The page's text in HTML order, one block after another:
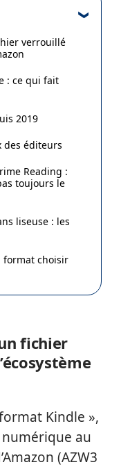
verrouillé
: ce qui fait
2019
des éditeurs
Reading :
toujours le
liseuse : les
format choisir
fichier
Kindle »,
au
(AZW3